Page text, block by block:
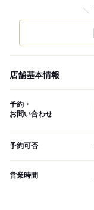
店舗基本情報
予約・
お問い合わせ
予約可否
営業時間